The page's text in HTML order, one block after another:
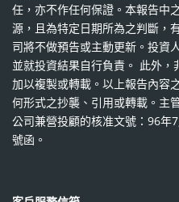
任，亦不作任何保證。本報告中
源，且為特定日期所為之判斷，
司將不做預告或主動更新。投資
並就投資結果自行負責。 此外
加以複製或轉載。以上報告內容
何形式之抄襲、引用或轉載。主
公司兼營投顧的核准文號：96年
號函。